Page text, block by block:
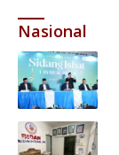
Nasional